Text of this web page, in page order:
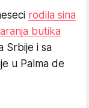
rodila sina
butika
Srbije i sa
u Palma de